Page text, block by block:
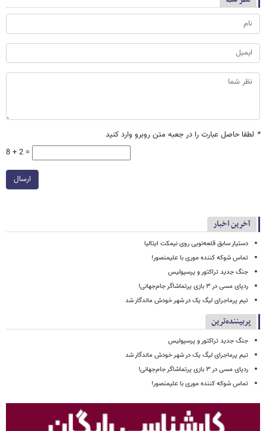
* لطفا حاصل عبارت را در جعبه متن روبرو وارد کنید
8 + 2 =
ارسال
آخرین اخبار
دستیار سابق قلعه‌نویی روی نیمکت ایتالیا
تماس شوکه کننده موری با علیمنصور!
جنگ جدید تراکتور و پرسپولیس
ردپای مسی در ۳ بازی پرتماشاگر جام‌جهانی!
تیم پرماجرای لیگ یک در شهر خودش ماندگار شد
پربیننده‌ترین
جنگ جدید تراکتور و پرسپولیس
تیم پرماجرای لیگ یک در شهر خودش ماندگار شد
ردپای مسی در ۳ بازی پرتماشاگر جام‌جهانی!
تماس شوکه کننده موری با علیمنصور!